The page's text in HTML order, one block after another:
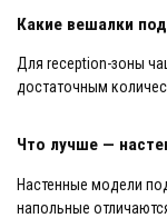
Какие вешалки
Для reception-зоны
достаточным
Что лучше —
Настенные модели
напольные